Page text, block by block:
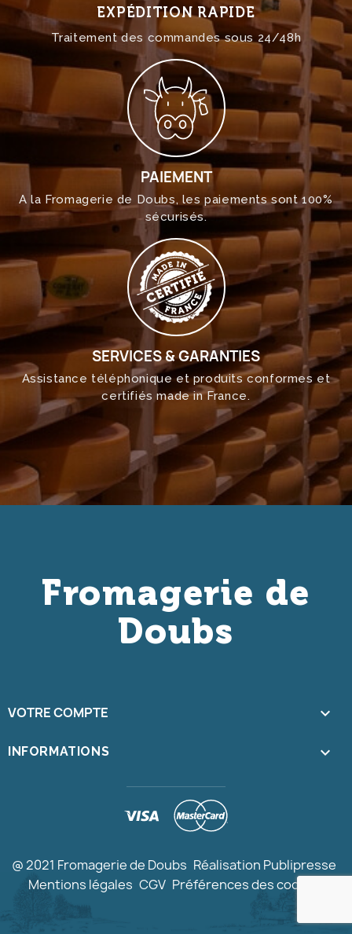
EXPÉDITION RAPIDE
Traitement des commandes sous 24/48h
PAIEMENT
A la Fromagerie de Doubs, les paiements sont 100%
sécurisés.
SERVICES & GARANTIES
Assistance téléphonique et produits conformes et
certifiés made in France.
Fromagerie de
Doubs
VOTRE COMPTE 
INFORMATIONS keyboard_arrow_down
@ 2021 Fromagerie de Doubs Réalisation Publipresse
Mentions légales CGV Préférences des cookies